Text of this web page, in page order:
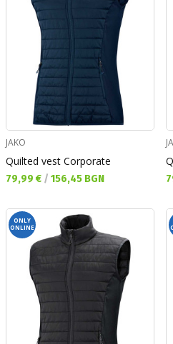
JAKO
Quilted vest Corporate
Текуща цена:
79,99 € / 156,45 BGN
ONLY
ONLINE